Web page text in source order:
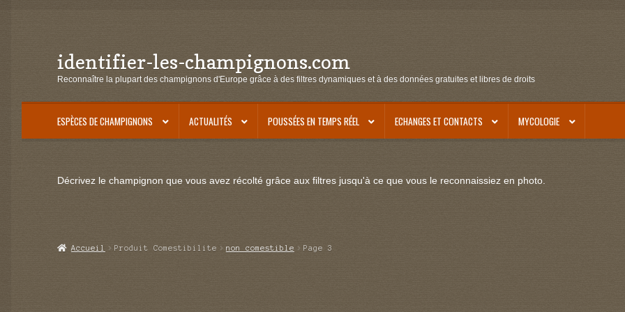
Aller
à
navigation
Aller
au
identifier-les-champignons.com
Reconnaître la plupart des champignons d'Europe grâce à des filtres dynamiques et à des données gratuites et libres de droits
ESPÈCES DE CHAMPIGNONS ACTUALITÉS POUSSÉES EN TEMPS RÉEL ECHANGES ET CONTACTS MYCOLOGIE
Décrivez le champignon que vous avez récolté grâce aux filtres jusqu'à ce que vous le reconnaissiez en photo.
Accueil Produit Comestibilite non comestible Page 3